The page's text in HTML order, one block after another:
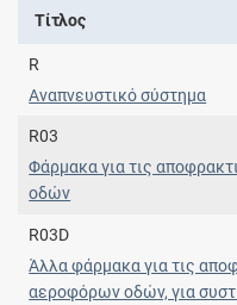
Τίτλος
R
Αναπνευστικό σύστημα
R03
Φάρμακα για τις
οδών
R03D
Άλλα φάρμακα για τις
αεροφόρων οδών, για